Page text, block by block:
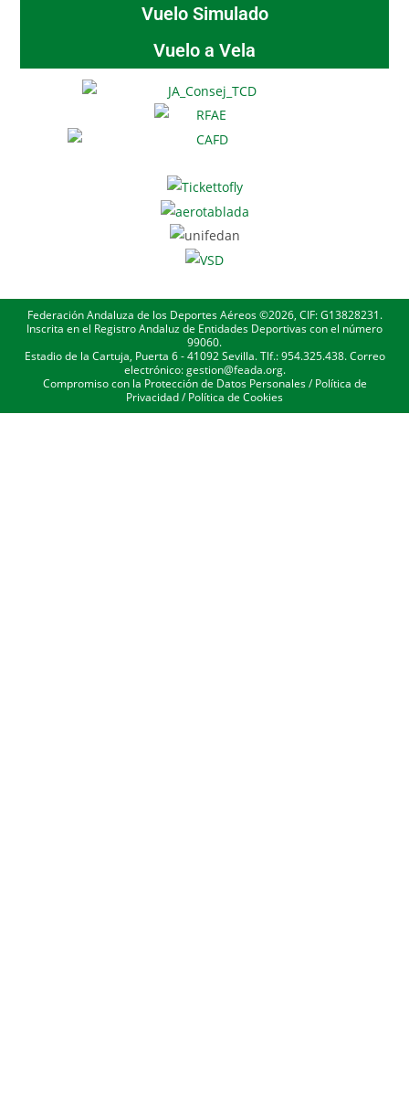
Vuelo Simulado
Vuelo a Vela
Federación Andaluza de los Deportes Aéreos ©2026, CIF: G13828231.
Inscrita en el Registro Andaluz de Entidades Deportivas con el número
99060.
Estadio de la Cartuja, Puerta 6 - 41092 Sevilla. Tlf.: 954.325.438. Correo
electrónico: gestion@feada.org.
Compromiso con la Protección de Datos Personales/Política de
Privacidad/Política de Cookies